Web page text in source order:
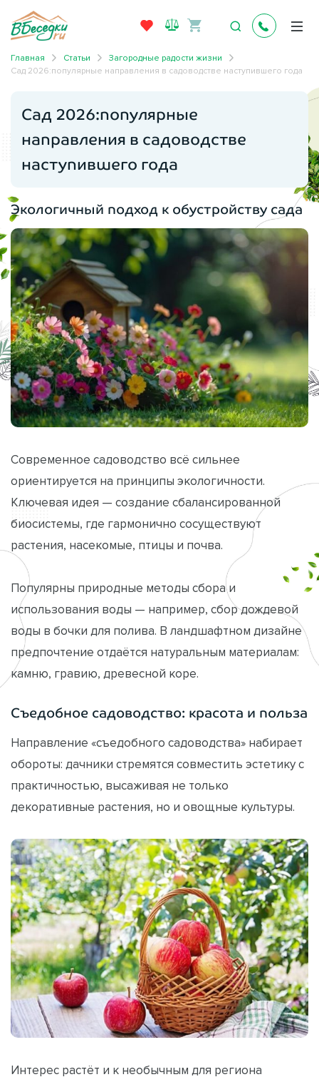
Главная Статьи
Загородные радости жизни
Сад 2026:популярные направления в садоводстве наступившего года
Сад 2026:популярные
направления в садоводстве
наступившего года
Экологичный подход к обустройству сада
Современное садоводство всё сильнее
ориентируется на принципы экологичности.
Ключевая идея — создание сбалансированной
биосистемы, где гармонично сосуществуют
растения, насекомые, птицы и почва.
Популярны природные методы сбора и
использования воды — например, сбор дождевой
воды в бочки для полива. В ландшафтном дизайне
предпочтение отдаётся натуральным материалам:
камню, гравию, древесной коре.
Съедобное садоводство: красота и польза
Направление «съедобного садоводства» набирает
обороты: дачники стремятся совместить эстетику с
практичностью, высаживая не только
декоративные растения, но и овощные культуры.
Интерес растёт и к необычным для региона